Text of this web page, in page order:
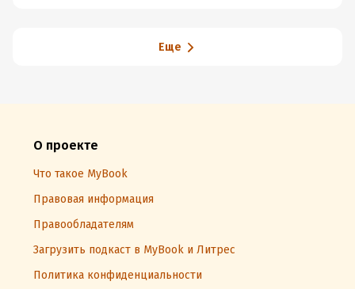
Еще
О проекте
Что такое MyBook
Правовая информация
Правообладателям
Загрузить подкаст в MyBook и Литрес
Политика конфиденциальности